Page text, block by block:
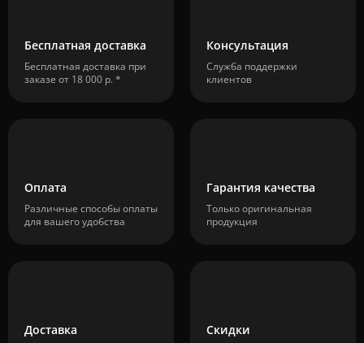
Бесплатная доставка
Бесплатная доставка при
заказе от 18 000 р. *
Консультация
Служба поддержки
клиентов
Оплата
Различные способы оплаты
для вашего удобства
Гарантия качества
Только оригинальная
продукция
Доставка Скидки